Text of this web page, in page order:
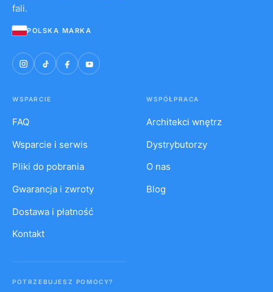
fali.
POLSKA MARKA
WSPARCIE
FAQ
Wsparcie i serwis
Pliki do pobrania
Gwarancja i zwroty
Dostawa i płatność
Kontakt
WSPÓŁPRACA
Architekci wnętrz
Dystrybutorzy
O nas
Blog
POTRZEBUJESZ POMOCY?